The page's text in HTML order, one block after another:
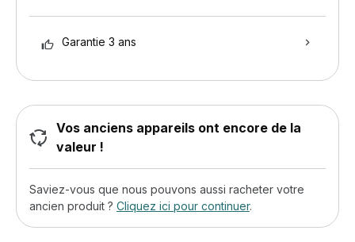
Garantie 3 ans
Vos anciens appareils ont encore de la
valeur !
Saviez-vous que nous pouvons aussi racheter votre
ancien produit ? Cliquez ici pour continuer.